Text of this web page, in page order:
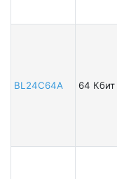
BL24C64A 64 Кбит